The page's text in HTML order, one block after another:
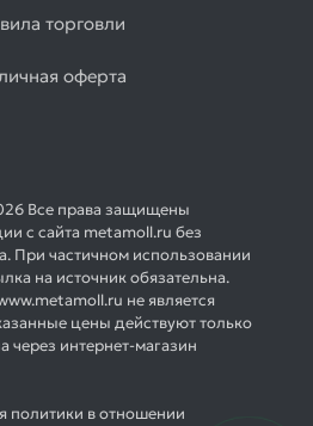
торговли
оферта
Все права защищены
с сайта metamoll.ru без
При частичном использовании
на источник обязательна.
не является
цены действуют только
через интернет-магазин
политики в отношении